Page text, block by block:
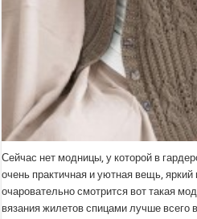
Сейчас нет модницы, у которой в
очень практичная и уютная вещь,
очаровательно смотрится вот такая
вязания жилетов спицами лучше всего